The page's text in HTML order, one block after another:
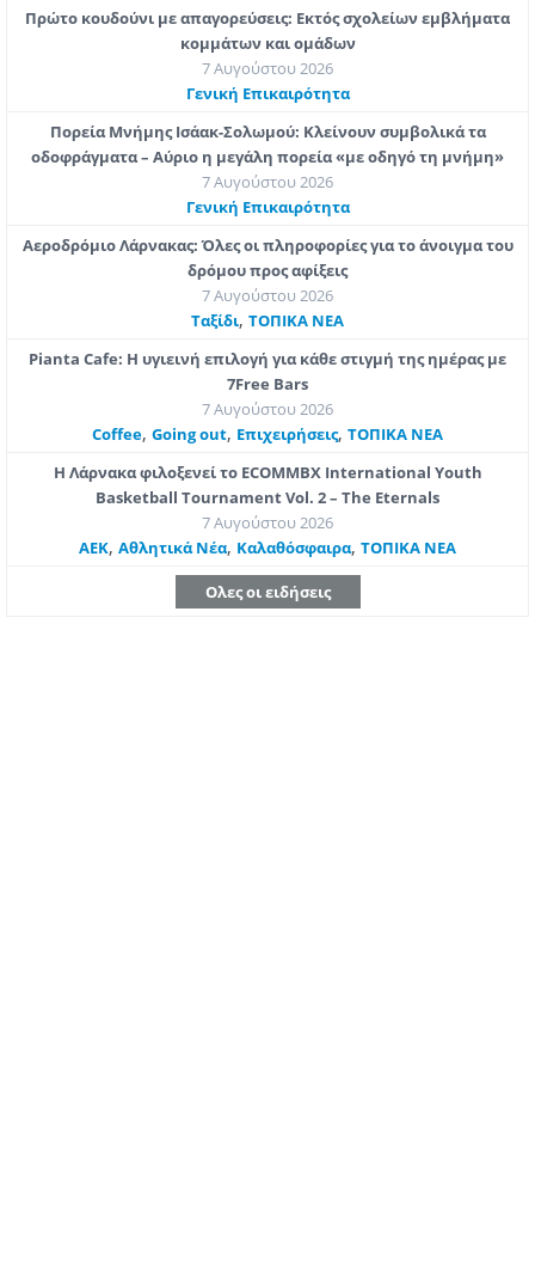
Πρώτο κουδούνι με απαγορεύσεις: Εκτός σχολείων εμβλήματα
κομμάτων και ομάδων
7 Αυγούστου 2026
Γενική Επικαιρότητα
Πορεία Μνήμης Ισάακ-Σολωμού: Κλείνουν συμβολικά τα
οδοφράγματα – Αύριο η μεγάλη πορεία «με οδηγό τη μνήμη»
7 Αυγούστου 2026
Γενική Επικαιρότητα
Αεροδρόμιο Λάρνακας: Όλες οι πληροφορίες για το άνοιγμα του
δρόμου προς αφίξεις
7 Αυγούστου 2026
Ταξίδι, ΤΟΠΙΚΑ ΝΕΑ
Pianta Cafe: Η υγιεινή επιλογή για κάθε στιγμή της ημέρας με
7Free Bars
7 Αυγούστου 2026
Coffee, Going out, Επιχειρήσεις, ΤΟΠΙΚΑ ΝΕΑ
Η Λάρνακα φιλοξενεί το ECOMMBX International Youth
Basketball Tournament Vol. 2 – The Eternals
7 Αυγούστου 2026
ΑΕΚ, Αθλητικά Νέα, Καλαθόσφαιρα, ΤΟΠΙΚΑ ΝΕΑ
Ολες οι ειδήσεις